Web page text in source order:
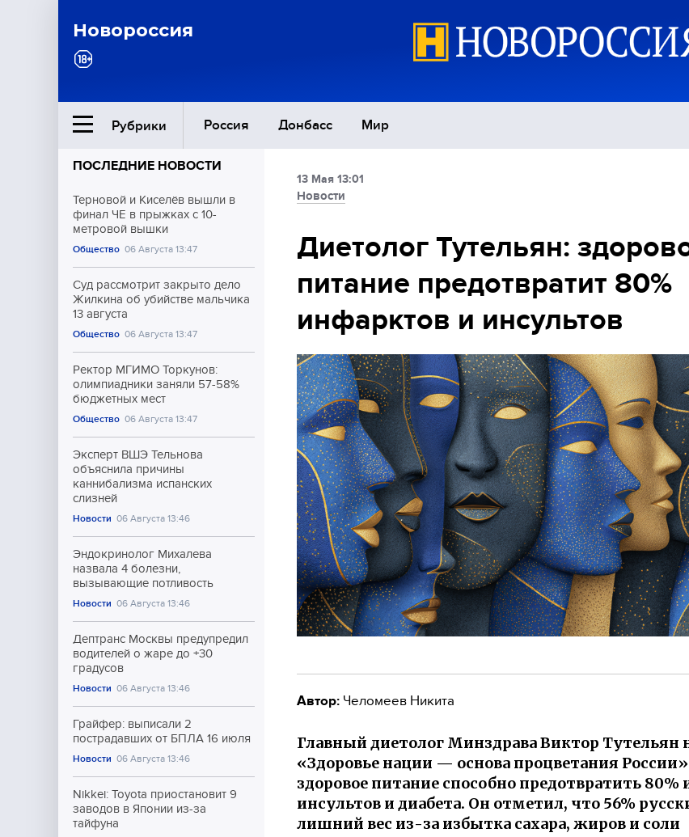
Новороссия
Рубрики Россия Донбасс Мир
Ближний Восток
Общество
Экономика
Культура
Спорт
ПОСЛЕДНИЕ НОВОСТИ
Терновой и Киселёв вышли в
финал ЧЕ в прыжках с 10-
метровой вышки
Общество 06 Августа 13:47
Суд рассмотрит закрыто дело
Жилкина об убийстве мальчика
13 августа
Общество 06 Августа 13:47
Ректор МГИМО Торкунов:
олимпиадники заняли 57-58%
бюджетных мест
Общество 06 Августа 13:47
Эксперт ВШЭ Тельнова
объяснила причины
каннибализма испанских
слизней
Новости 06 Августа 13:46
Эндокринолог Михалева
назвала 4 болезни,
вызывающие потливость
Новости 06 Августа 13:46
Дептранс Москвы предупредил
водителей о жаре до +30
градусов
Новости 06 Августа 13:46
Грайфер: выписали 2
пострадавших от БПЛА 16 июля
Новости 06 Августа 13:46
Nikkei: Toyota приостановит 9
заводов в Японии из-за
тайфуна
13 Мая 13:01
Новости
Диетолог Тутельян:
питание предотвратит 80%
инфарктов и инсультов
Автор: Челомеев Никита
Главный диетолог Минздрава Виктор Тутельян
«Здоровье нации — основа процветания
здоровое питание способно предотвратить 80%
инсультов и диабета. Он отметил, что 56%
лишний вес из-за избытка сахара, жиров и соли